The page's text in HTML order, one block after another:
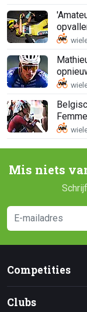
Mis niets
Competities
Clubs